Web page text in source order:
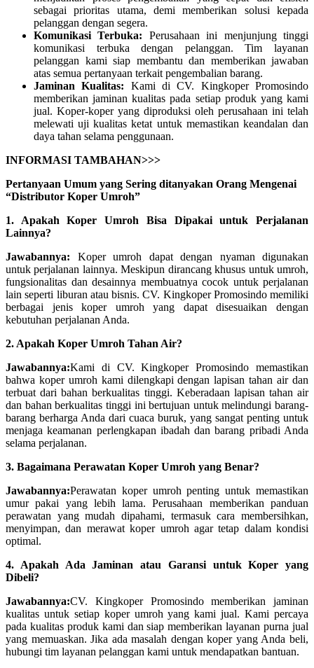
sebagai prioritas utama, demi memberikan solusi kepada
pelanggan dengan segera.
Komunikasi Terbuka: Perusahaan ini menjunjung tinggi
komunikasi terbuka dengan pelanggan. Tim layanan
pelanggan kami siap membantu dan memberikan jawaban
atas semua pertanyaan terkait pengembalian barang.
Jaminan Kualitas: Kami di CV. Kingkoper Promosindo
memberikan jaminan kualitas pada setiap produk yang kami
jual. Koper-koper yang diproduksi oleh perusahaan ini telah
melewati uji kualitas ketat untuk memastikan keandalan dan
daya tahan selama penggunaan.
INFORMASI TAMBAHAN>>>
Pertanyaan Umum yang Sering ditanyakan Orang Mengenai
“Distributor Koper Umroh”
1. Apakah Koper Umroh Bisa Dipakai untuk Perjalanan
Lainnya?
Jawabannya: Koper umroh dapat dengan nyaman digunakan
untuk perjalanan lainnya. Meskipun dirancang khusus untuk umroh,
fungsionalitas dan desainnya membuatnya cocok untuk perjalanan
lain seperti liburan atau bisnis. CV. Kingkoper Promosindo memiliki
berbagai jenis koper umroh yang dapat disesuaikan dengan
kebutuhan perjalanan Anda.
2. Apakah Koper Umroh Tahan Air?
Jawabannya:Kami di CV. Kingkoper Promosindo memastikan
bahwa koper umroh kami dilengkapi dengan lapisan tahan air dan
terbuat dari bahan berkualitas tinggi. Keberadaan lapisan tahan air
dan bahan berkualitas tinggi ini bertujuan untuk melindungi barang-
barang berharga Anda dari cuaca buruk, yang sangat penting untuk
menjaga keamanan perlengkapan ibadah dan barang pribadi Anda
selama perjalanan.
3. Bagaimana Perawatan Koper Umroh yang Benar?
Jawabannya:Perawatan koper umroh penting untuk memastikan
umur pakai yang lebih lama. Perusahaan memberikan panduan
perawatan yang mudah dipahami, termasuk cara membersihkan,
menyimpan, dan merawat koper umroh agar tetap dalam kondisi
optimal.
4. Apakah Ada Jaminan atau Garansi untuk Koper yang
Dibeli?
Jawabannya:CV. Kingkoper Promosindo memberikan jaminan
kualitas untuk setiap koper umroh yang kami jual. Kami percaya
pada kualitas produk kami dan siap memberikan layanan purna jual
yang memuaskan. Jika ada masalah dengan koper yang Anda beli,
hubungi tim layanan pelanggan kami untuk mendapatkan bantuan.